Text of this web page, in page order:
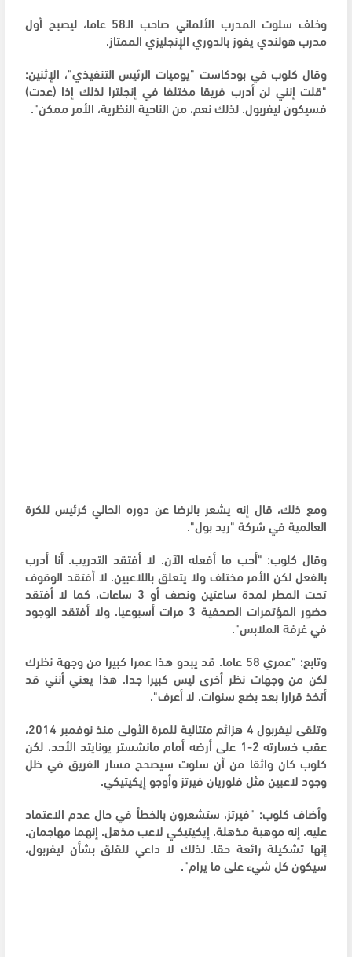
وخلف سلوت المدرب الألماني صاحب الـ58 عاما، ليصبح أول
مدرب هولندي يفوز بالدوري الإنجليزي الممتاز.
وقال كلوب في بودكاست "يوميات الرئيس التنفيذي"، الإثنين:
"قلت إنني لن أدرب فريقا مختلفا في إنجلترا لذلك إذا (عدت)
فسيكون ليفربول. لذلك نعم، من الناحية النظرية، الأمر ممكن".
ومع ذلك، قال إنه يشعر بالرضا عن دوره الحالي كرئيس للكرة
العالمية في شركة "ريد بول".
وقال كلوب: "أحب ما أفعله الآن. لا أفتقد التدريب. أنا أدرب
بالفعل لكن الأمر مختلف ولا يتعلق باللاعبين. لا أفتقد الوقوف
تحت المطر لمدة ساعتين ونصف أو 3 ساعات، كما لا أفتقد
حضور المؤتمرات الصحفية 3 مرات أسبوعيا. ولا أفتقد الوجود
في غرفة الملابس".
وتابع: "عمري 58 عاما. قد يبدو هذا عمرا كبيرا من وجهة نظرك
لكن من وجهات نظر أخرى ليس كبيرا جدا. هذا يعني أنني قد
أتخذ قرارا بعد بضع سنوات. لا أعرف".
وتلقى ليفربول 4 هزائم متتالية للمرة الأولى منذ نوفمبر 2014،
عقب خسارته 2-1 على أرضه أمام مانشستر يونايتد الأحد، لكن
كلوب كان واثقا من أن سلوت سيصحح مسار الفريق في ظل
وجود لاعبين مثل فلوريان فيرتز وأوجو إيكيتيكي.
وأضاف كلوب: "فيرتز، ستشعرون بالخطأ في حال عدم الاعتماد
عليه. إنه موهبة مذهلة. إيكيتيكي لاعب مذهل. إنهما مهاجمان.
إنها تشكيلة رائعة حقا. لذلك لا داعي للقلق بشأن ليفربول،
سيكون كل شيء على ما يرام".